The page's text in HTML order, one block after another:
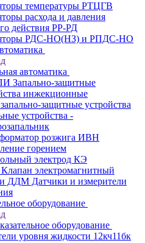
температуры РТЦГВ
расхода и давления
действия РР-РД
РДС-НО(НЗ) и РПДС-НО
автоматика
Запально-защитные
инжекционные
защитные устройства
устройства -
розжига ИВН
горением
электрод КЭ
электромагнитный
Датчики и измерители
оборудование
оборудование
уровня жидкости 12кч11бк